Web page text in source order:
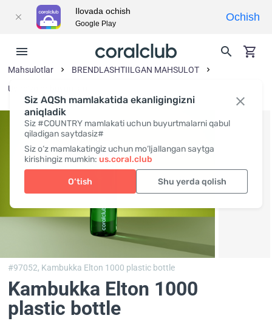
Siz AQSh mamlakatida ekanligingizni
aniqladik
Siz #COUNTRY mamlakati uchun buyurtmalarni qabul
qiladigan saytdasiz#
Siz o‘z mamlakatingiz uchun mo‘ljallangan saytga
kirishingiz mumkin: us.coral.club
O‘tish Shu yerda qolish
Mahsulotlar
BRENDLASHTIILGAN MAHSULOT
Uy-ro‘zg‘or buyumlari
#97052, Kambukka Elton 1000 plastic bottle
Kambukka Elton 1000
plastic bottle
Ilovada ochish
Google Play
Ochish